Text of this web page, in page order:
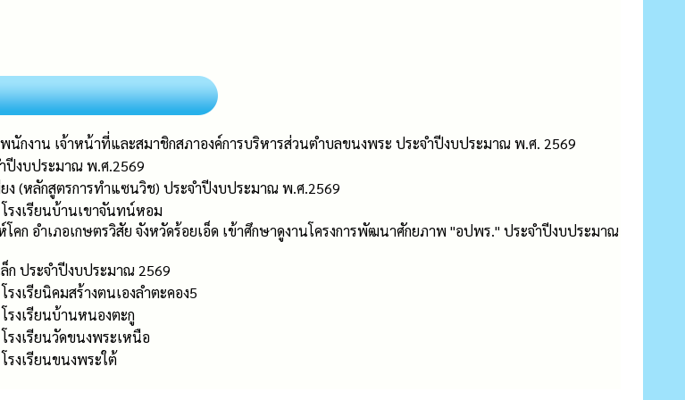
นักงาน เจ้าหน้าที่และสมาชิกสภาองค์การบริหารส่วนตำบลขนงพระ ประจำปีงบประมาณ พ.ศ. 2569
ำปีงบประมาณ พ.ศ.2569
ง (หลักสูตรการทำแซนวิช) ประจำปีงบประมาณ พ.ศ.2569
รงเรียนบ้านเขาจันทน์หอม
คก อำเภอเกษตรวิสัย จังหวัดร้อยเอ็ด เข้าศึกษาดูงานโครงการพัฒนาศักยภาพ "อปพร." ประจำปีงบประมาณ
ก ประจำปีงบประมาณ 2569
งเรียนิคมสร้างตนเองลำตะคอง5
รงเรียนบ้านหนองตะกู
รงเรียนวัดขนงพระเหนือ
รงเรียนขนงพระใต้